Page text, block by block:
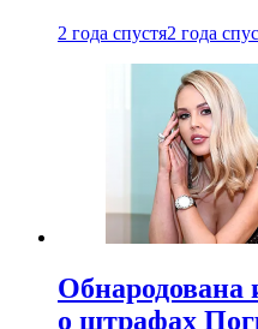
2 года спустя2 года
о штрафах